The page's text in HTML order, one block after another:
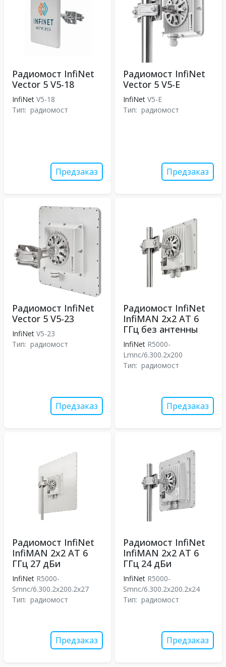
Радиомост InfiNet
Vector 5 V5-18
InfiNet V5-18
Тип: радиомост
Предзаказ
Радиомост InfiNet
Vector 5 V5-E
InfiNet V5-E
Тип: радиомост
Предзаказ
Радиомост InfiNet
Vector 5 V5-23
InfiNet V5-23
Тип: радиомост
Предзаказ
Радиомост InfiNet
InfiMAN 2x2 АТ 6
ГГц без антенны
InfiNet R5000-
Lmnc/6.300.2x200
Тип: радиомост
Предзаказ
Радиомост InfiNet
InfiMAN 2x2 АТ 6
ГГц 27 дБи
InfiNet R5000-
Smnc/6.300.2x200.2x27
Тип: радиомост
Предзаказ
Радиомост InfiNet
InfiMAN 2x2 АТ 6
ГГц 24 дБи
InfiNet R5000-
Smnc/6.300.2x200.2x24
Тип: радиомост
Предзаказ